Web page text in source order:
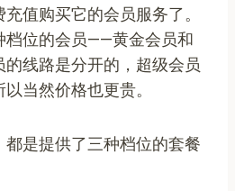
值购买它的会员服务了。
档位的会员——黄金会员和
线路是分开的，超级会员
当然价格也更贵。
是提供了三种档位的套餐